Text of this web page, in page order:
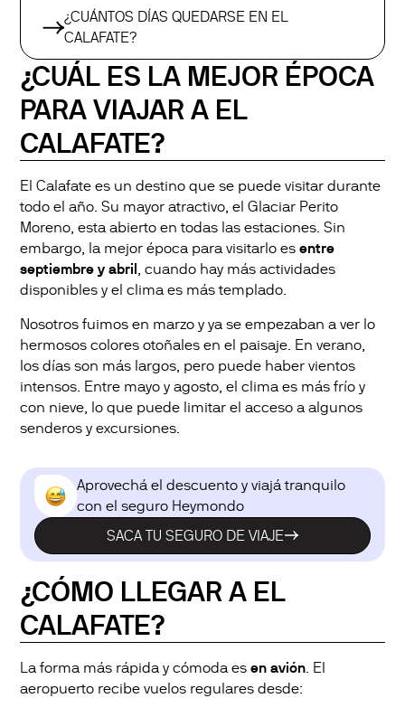
¿CUÁNTOS DÍAS QUEDARSE EN EL
CALAFATE?
¿CUÁL ES LA MEJOR ÉPOCA
PARA VIAJAR A EL
CALAFATE?
El Calafate es un destino que se puede visitar durante
todo el año. Su mayor atractivo, el Glaciar Perito
Moreno, esta abierto en todas las estaciones. Sin
embargo, la mejor época para visitarlo esentre
septiembre y abril , cuando hay más actividades
disponibles y el clima es más templado.
Nosotros fuimos en marzo y ya se empezaban a ver lo
hermosos colores otoñales en el paisaje. En verano,
los días son más largos, pero puede haber vientos
intensos. Entre mayo y agosto, el clima es más frío y
con nieve, lo que puede limitar el acceso a algunos
senderos y excursiones.
Aprovechá el descuento y viajá tranquilo
con el seguro Heymondo
SACA TU SEGURO DE VIAJE
¿CÓMO LLEGAR A EL
CALAFATE?
La forma más rápida y cómoda esen avión. El
aeropuerto recibe vuelos regulares desde: